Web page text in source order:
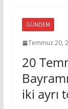
GÜNDEM
Temmuz 20,
20
iki ayrı